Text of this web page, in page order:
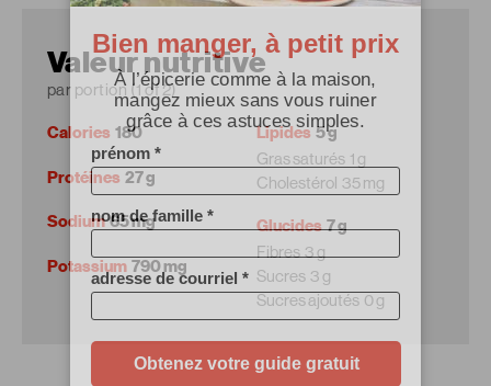
Valeur nutritive
par portion (1 of 2)
Calories 180
Protéines 27 g
Sodium65 mg
Potassium 790 mg
Lipides 5 g
Gras saturés 1 g
Cholestérol 35 mg
Glucides7 g
Fibres 3 g
Sucres 3 g
Sucres ajoutés 0 g